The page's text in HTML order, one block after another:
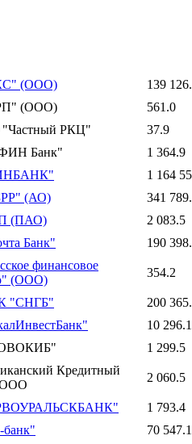
(ООО)
139
(ООО)
561.0
РКЦ"
37.9
Банк"
1 364.9
1 164
(АО)
341
(ПАО)
2 083.5
Банк" 190
финансовое
(ООО)
354.2
"СНГБ"
200
10 296.1
1 299.5
Кредитный
ООО
2 060.5
1 793.4
70 547.1